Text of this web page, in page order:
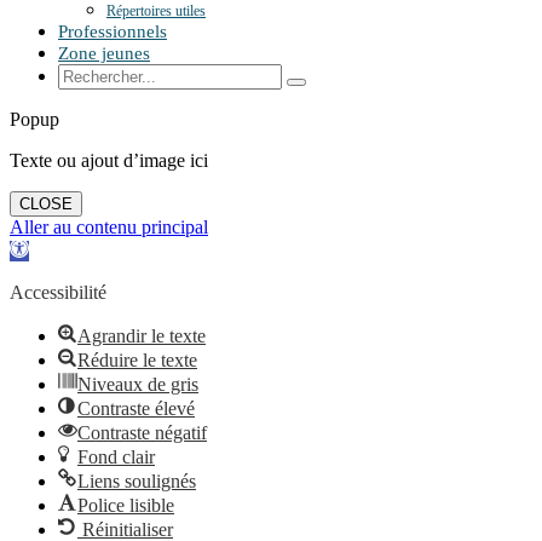
Répertoires utiles
Professionnels
Zone jeunes
Popup
Texte ou ajout d’image ici
CLOSE
Aller au contenu principal
Ouvrir
barre
Accessibilité
Agrandir le texte
Réduire le texte
Niveaux de gris
Contraste élevé
Contraste négatif
Fond clair
Liens soulignés
Police lisible
Réinitialiser